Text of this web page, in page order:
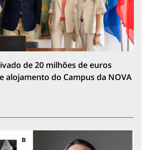
de 20 milhões de euros
alojamento do Campus da NOVA